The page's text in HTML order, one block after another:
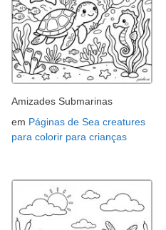
Amizades Submarinas
em Páginas de Sea creatures
para colorir para crianças